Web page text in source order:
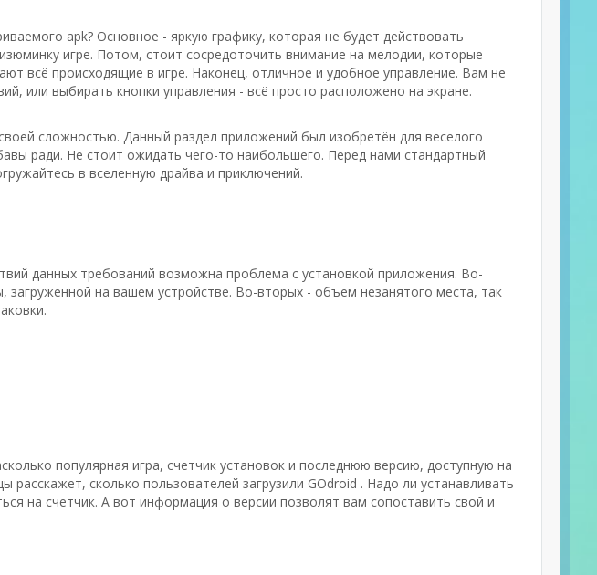
apk? Основное - яркую графику, которая не будет действовать
игре. Потом, стоит сосредоточить внимание на мелодии, которые
всё происходящие в игре. Наконец, отличное и удобное управление. Вам не
или выбирать кнопки управления - всё просто расположено на экране.
сложностью. Данный раздел приложений был изобретён для веселого
ради. Не стоит ожидать чего-то наибольшего. Перед нами стандартный
в вселенную драйва и приключений.
данных требований возможна проблема с установкой приложения. Во-
на вашем устройстве. Во-вторых - объем незанятого места, так
популярная игра, счетчик установок и последнюю версию, доступную на
расскажет, сколько пользователей загрузили GOdroid . Надо ли устанавливать
на счетчик. А вот информация о версии позволят вам сопоставить свой и